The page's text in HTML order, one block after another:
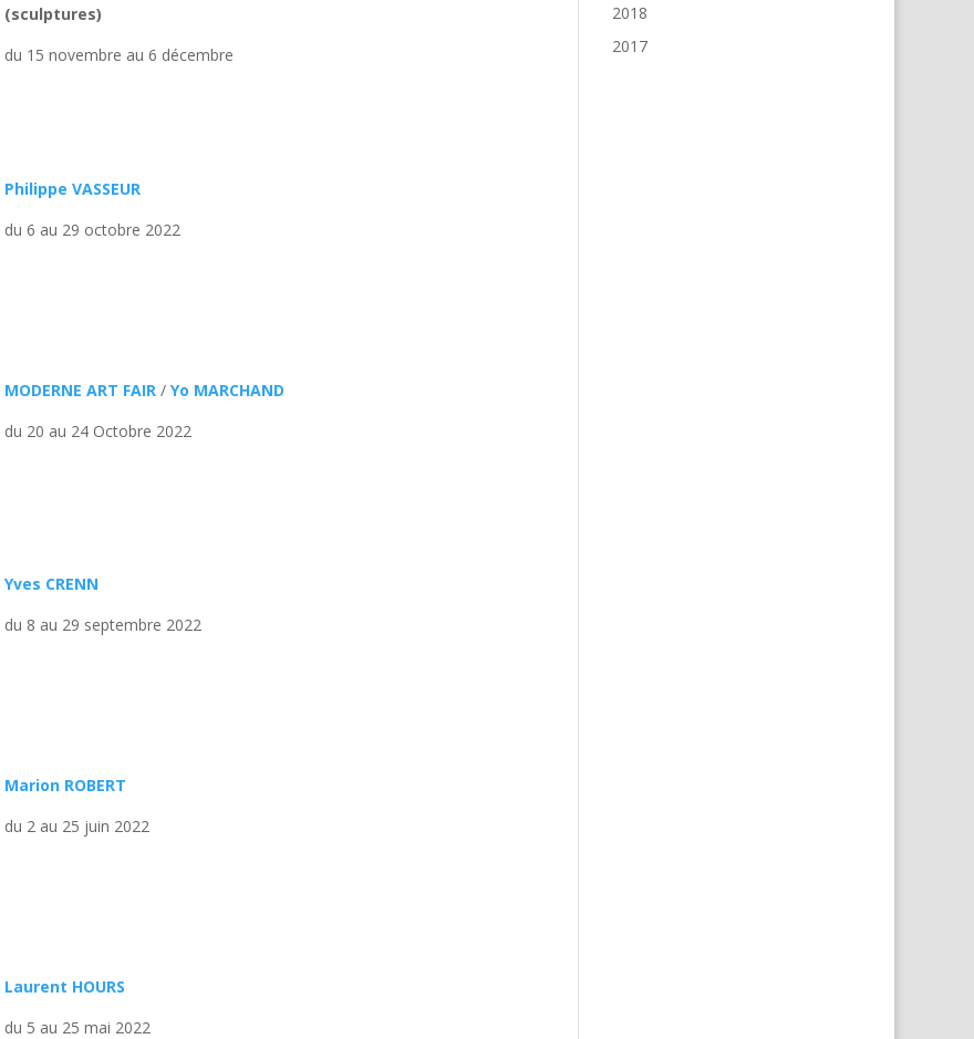
(sculptures)
du 15 novembre au 6 décembre
Philippe VASSEUR
du 6 au 29 octobre 2022
MODERNE ART FAIR/ Yo MARCHAND
du 20 au 24 Octobre 2022
Yves CRENN
du 8 au 29 septembre 2022
Marion ROBERT
du 2 au 25 juin 2022
Laurent HOURS
du 5 au 25 mai 2022
2018
2017